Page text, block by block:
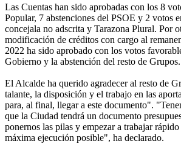
Las Cuentas han sido aprobadas con los 8
Popular, 7 abstenciones del PSOE y 2 votos
concejala no adscrita y Tarazona Plural. Por
modificación de créditos con cargo al
2022 ha sido aprobado con los votos
Gobierno y la abstención del resto de Grupos.
El Alcalde ha querido agradecer al resto de
talante, la disposición y el trabajo en las
para, al final, llegar a este documento".
que la Ciudad tendrá un documento
ponernos las pilas y empezar a trabajar
máxima ejecución posible", ha declarado.